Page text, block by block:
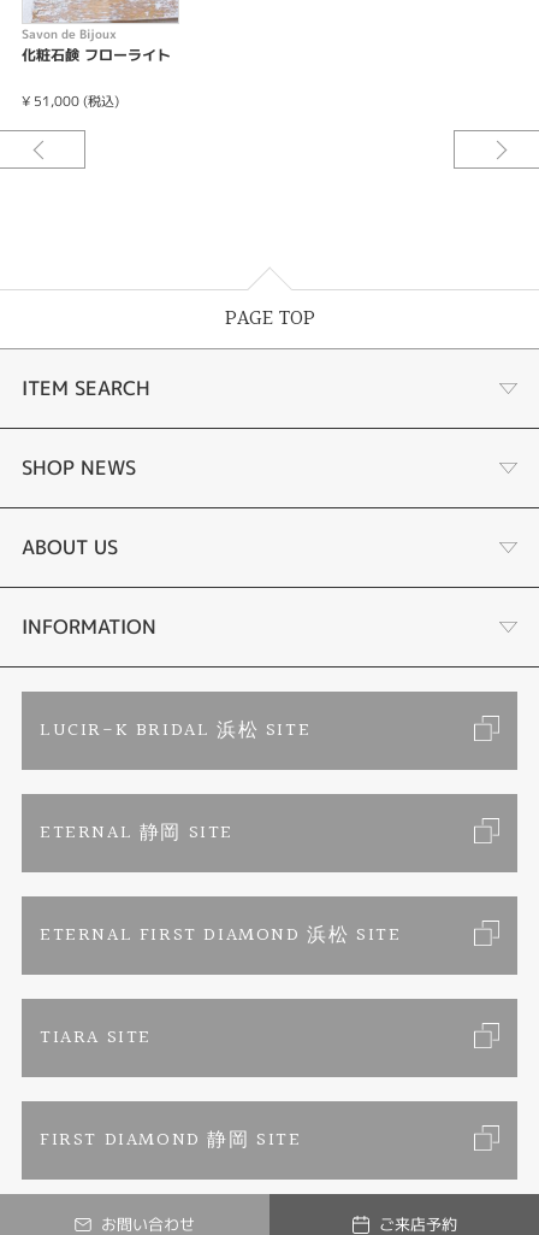
◎アミノ酸石鹸は柔らかく使用後、皿等に置くとくっついて
しまう可能性があります。
◎アミノ酸石鹸は時間の経過により黄味がかります。品質は
◎フィルムに多少の傷がつく場合がことがありますが、品質
に問題なくご利用いただけます。
◎宝石は天然石故にインクルーションを含む場合があります。
静岡県静岡市葵区呉服町2丁目7-16
〒959-0264
TEL.0256-78-8080
Savon de Bijoux
化粧石鹸 フローライト
¥ 51,000 (税込)
お問い合わせ ご来店予約
PAGE TOP
ITEM SEARCH
あこや真珠
黒蝶真珠
時計
色石
ジュエリーリフォーム
婚約指輪
Savon de Bijoux
Savon de Bijoux化粧石鹸
Loose stone Search
Mark Hiroshi Willis
SHOP NEWS
個性溢れる色石の魅力
YouTube ルシルケイチャンネル
ブライダルリングサイト
ブランドリスト
ペンを拾うお姉さん
ABOUT US
店舗情報・会社概要
お客様の声
INFORMATION
特定商取引に関する表記
LUCIR-K BRIDAL 浜松 SITE
ETERNAL 静岡 SITE
ETERNAL FIRST DIAMOND 浜松 SITE
TIARA SITE
FIRST DIAMOND 静岡 SITE
© LUCIR-K ONLINE JEWELRY SHOP